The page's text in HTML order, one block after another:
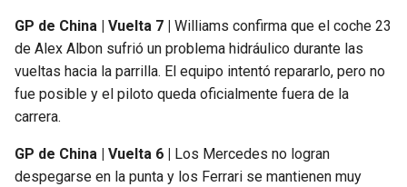
GP de China | Vuelta 7 |
Williams confirma que el coche 23
de Alex Albon sufrió un problema hidráulico durante las
vueltas hacia la parrilla. El equipo intentó repararlo, pero no
fue posible y el piloto queda oficialmente fuera de la
carrera.
GP de China | Vuelta 6 |
Los Mercedes no logran
despegarse en la punta y los Ferrari se mantienen muy